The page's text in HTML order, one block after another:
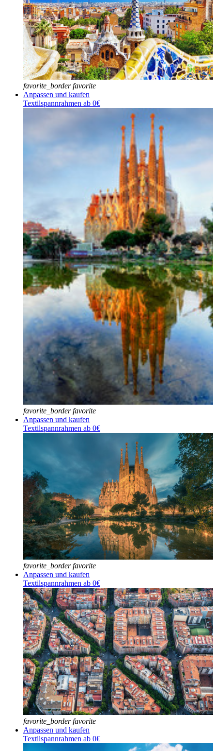
favorite_border favorite
Anpassen und kaufen
Textilspannrahmen ab 0€
favorite_border favorite
Anpassen und kaufen
Textilspannrahmen ab 0€
favorite_border favorite
Anpassen und kaufen
Textilspannrahmen ab 0€
favorite_border favorite
Anpassen und kaufen
Textilspannrahmen ab 0€